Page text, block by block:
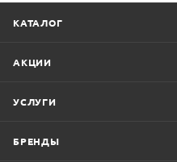
КАТАЛОГ
АКЦИИ
УСЛУГИ
БРЕНДЫ